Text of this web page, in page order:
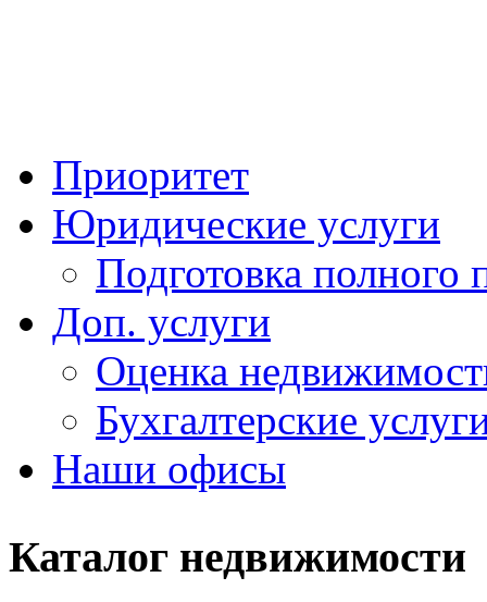
Приоритет
Юридические услуги
Подготовка полного
Доп. услуги
Оценка
Бухгалтерские
Наши офисы
Каталог недвижимости